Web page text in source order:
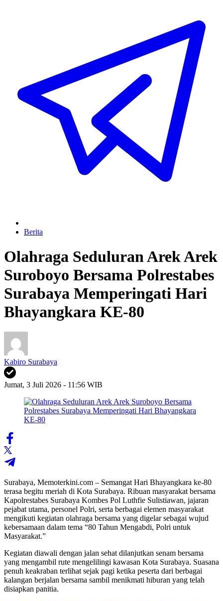
Berita
Olahraga Seduluran Arek Arek
Suroboyo Bersama Polrestabes
Surabaya Memperingati Hari
Bhayangkara KE-80
Kabiro Surabaya
Jumat, 3 Juli 2026 - 11:56 WIB
Surabaya, Memoterkini.com – Semangat Hari Bhayangkara ke-80
terasa begitu meriah di Kota Surabaya. Ribuan masyarakat bersama
Kapolrestabes Surabaya Kombes Pol Luthfie Sulistiawan, jajaran
pejabat utama, personel Polri, serta berbagai elemen masyarakat
mengikuti kegiatan olahraga bersama yang digelar sebagai wujud
kebersamaan dalam tema “80 Tahun Mengabdi, Polri untuk
Masyarakat.”
Kegiatan diawali dengan jalan sehat dilanjutkan senam bersama
yang mengambil rute mengelilingi kawasan Kota Surabaya. Suasana
penuh keakraban terlihat sejak pagi ketika peserta dari berbagai
kalangan berjalan bersama sambil menikmati hiburan yang telah
disiapkan panitia.